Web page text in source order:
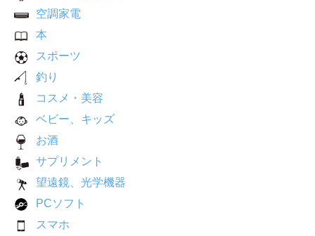
空調家電
本
スポーツ
釣り
コスメ・美容
ベビー、キッズ
お酒
サプリメント
望遠鏡、光学機器
PCソフト
スマホ